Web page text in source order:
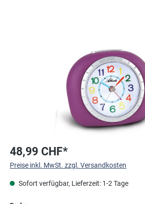
48,99 CHF*
Preise inkl. MwSt. zzgl. Versandkosten
Sofort verfügbar, Lieferzeit: 1-2 Tage